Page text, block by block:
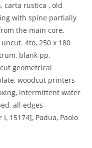
carta rustica , old
with spine partially
the main core.
4to, 250 x 180
blank pp,
geometrical
woodcut printers
intermittent water
all edges
15174], Padua, Paolo